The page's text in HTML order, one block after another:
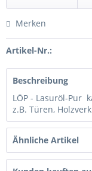
Merken
Artikel-Nr.:
Beschreibung
LÖP - Lasuröl-Pur
z.B. Türen,
Ähnliche Artikel